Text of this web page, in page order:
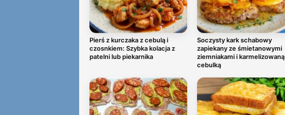
Pierś z kurczaka z cebulą i
czosnkiem: Szybka kolacja z
patelni lub piekarnika
Soczysty kark schabowy
zapiekany ze śmietanowymi
ziemniakami i karmelizowaną
cebulką